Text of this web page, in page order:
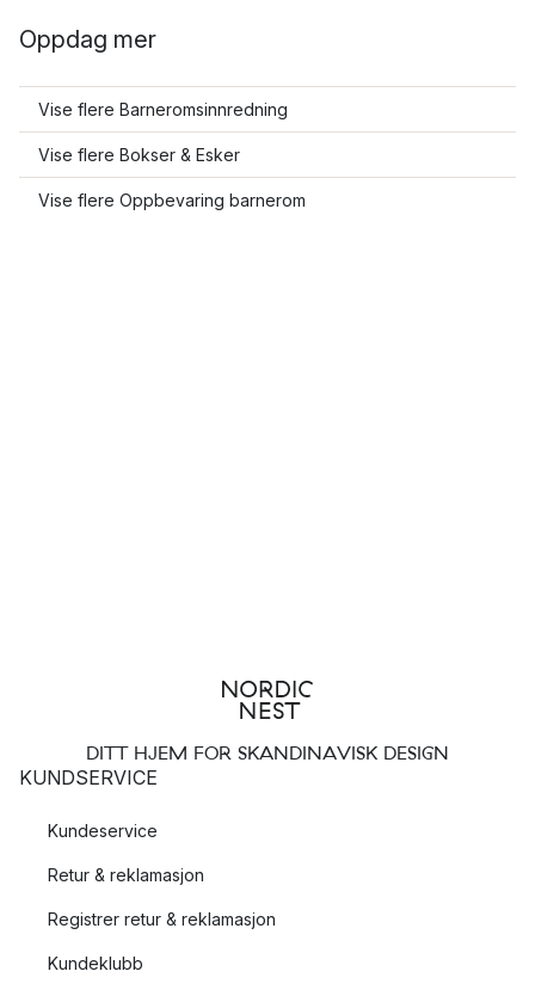
Oppdag mer
Vise flere Barneromsinnredning
Vise flere Bokser & Esker
Vise flere Oppbevaring barnerom
DITT HJEM FOR SKANDINAVISK DESIGN
KUNDSERVICE
Kundeservice
Retur & reklamasjon
Registrer retur & reklamasjon
Kundeklubb